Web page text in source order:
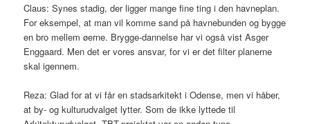
Claus: Synes stadig, der ligger mange fine ting i den havneplan.
For eksempel, at man vil komme sand på havnebunden og bygge
en bro mellem øerne. Brygge-dannelse har vi også vist Asger
Enggaard. Men det er vores ansvar, for vi er det filter planerne
skal igennem.
Reza: Glad for at vi får en stadsarkitekt i Odense, men vi håber,
at by- og kulturudvalget lytter. Som de ikke lyttede til